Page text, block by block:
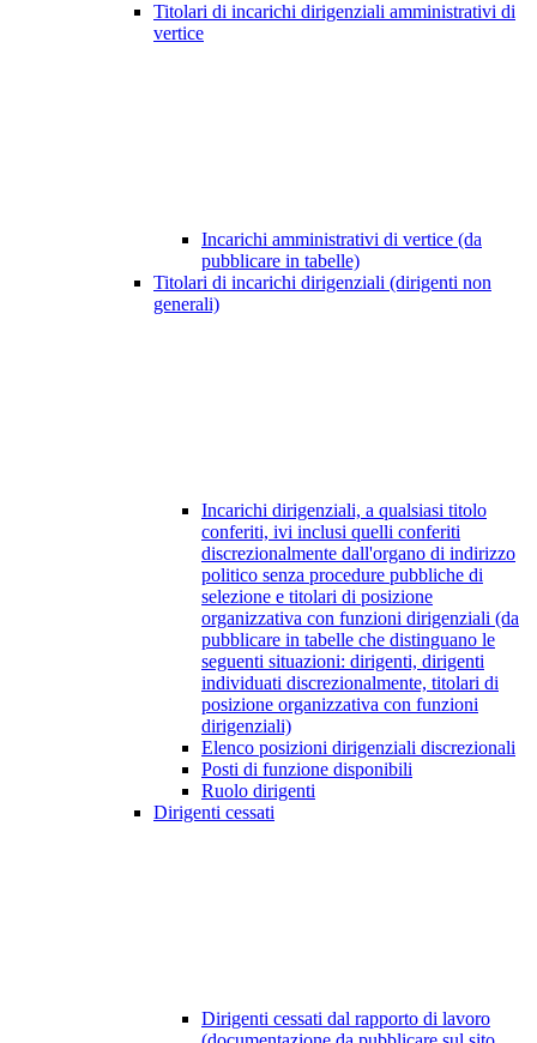
Titolari di incarichi dirigenziali amministrativi di
vertice
Incarichi amministrativi di vertice (da
pubblicare in tabelle)
Titolari di incarichi dirigenziali (dirigenti non
generali)
Incarichi dirigenziali, a qualsiasi titolo
conferiti, ivi inclusi quelli conferiti
discrezionalmente dall'organo di indirizzo
politico senza procedure pubbliche di
selezione e titolari di posizione
organizzativa con funzioni dirigenziali (da
pubblicare in tabelle che distinguano le
seguenti situazioni: dirigenti, dirigenti
individuati discrezionalmente, titolari di
posizione organizzativa con funzioni
dirigenziali)
Elenco posizioni dirigenziali discrezionali
Posti di funzione disponibili
Ruolo dirigenti
Dirigenti cessati
Dirigenti cessati dal rapporto di lavoro